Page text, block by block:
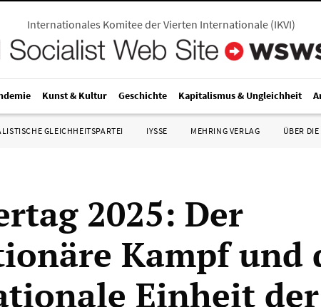
Internationales Komitee der Vierten Internationale (IKVI)
Kunst & Kultur Geschichte Kapitalismus & Ungleichheit
GLEICHHEITSPARTEI IYSSE MEHRING VERLAG ÜBER DIE
2025: Der
Kampf und
Einheit der